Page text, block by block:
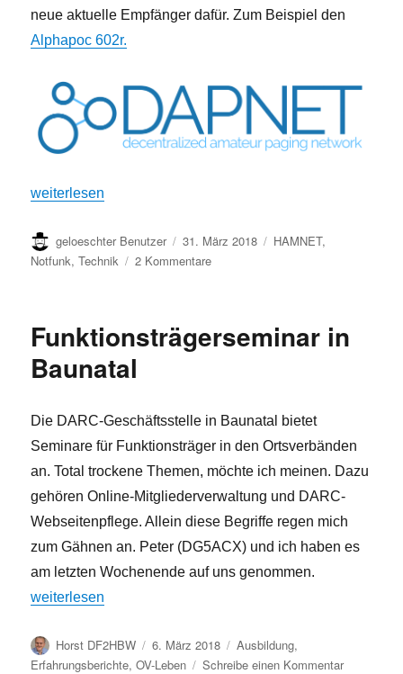
neue aktuelle Empfänger dafür. Zum Beispiel den
Alphapoc 602r.
„Wolfsburg jetzt auch an das DAPNET angeschlossen“
weiterlesen
Autor
geloeschter Benutzer
Veröffentlicht
am
31. März 2018 Kategorien
HAMNET,
Notfunk,Technik 2 Kommentarezu
an
Funktionsträgerseminar in
Baunatal
Die DARC-Geschäftsstelle in Baunatal bietet
Seminare für Funktionsträger in den Ortsverbänden
an. Total trockene Themen, möchte ich meinen. Dazu
gehören Online-Mitgliederverwaltung und DARC-
Webseitenpflege. Allein diese Begriffe regen mich
zum Gähnen an. Peter (DG5ACX) und ich haben es
am letzten Wochenende auf uns genommen.
„Funktionsträgerseminar in Baunatal“
weiterlesen
Autor
Horst DF2HBW
Veröffentlicht
am
6. März 2018 Kategorien
Ausbildung,
Erfahrungsberichte,OV-Leben Schreibe einen Kommentarzu